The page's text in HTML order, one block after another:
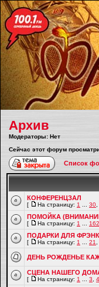
Архив
Модераторы: Нет
Сейчас этот форум
Список
КОНФЕРЕНЦЗАЛ
[ На страницу: 1 30
ПОМОЙКА
[ На страницу: 1 162
ПОДАРКИ ДЛЯ
[ На страницу: 1 21
ДЕНЬ РОЖДЕНЬЕ
СЦЕНА НАШЕГО
[ На страницу: 1 3 4